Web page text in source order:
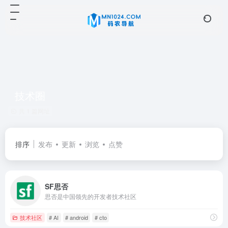
排序 发布 更新 浏览 点赞
SF思否
思否是中国领先的开发者技术社区
技术社区 # AI # android # cto